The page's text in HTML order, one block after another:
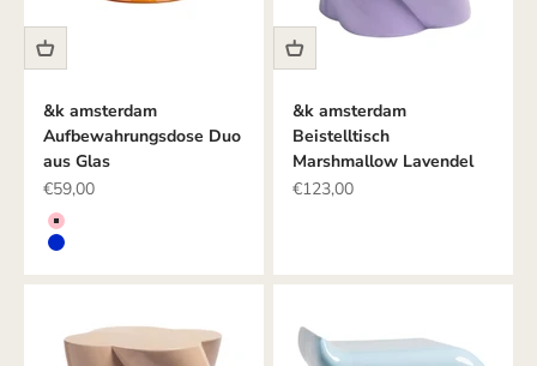
&k amsterdam
Aufbewahrungsdose Duo
aus Glas
Angebot
€59,00
Farbe
PINK
BLAU
&k amsterdam
Beistelltisch
Marshmallow Lavendel
Angebot
€123,00